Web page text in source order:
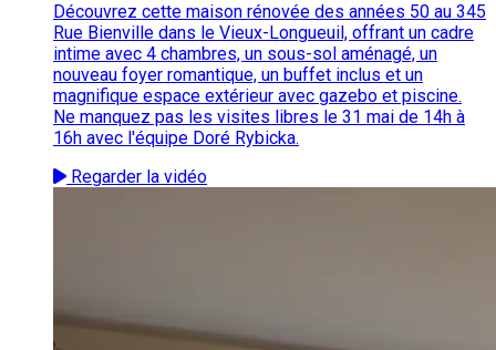
Découvrez cette maison rénovée des années 50 au 345
Rue Bienville dans le Vieux-Longueuil, offrant un cadre
intime avec 4 chambres, un sous-sol aménagé, un
nouveau foyer romantique, un buffet inclus et un
magnifique espace extérieur avec gazebo et piscine.
Ne manquez pas les visites libres le 31 mai de 14h à
16h avec l'équipe Doré Rybicka.
Regarder la vidéo